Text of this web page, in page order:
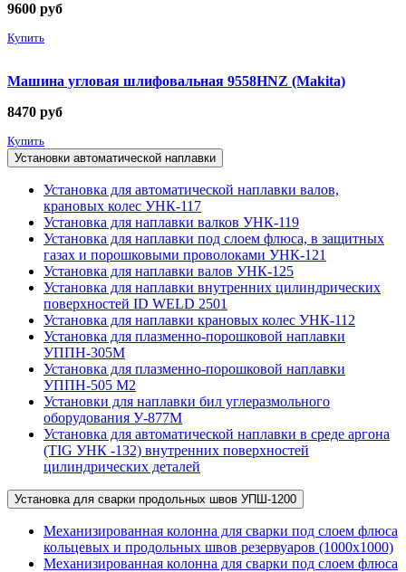
9600 руб
Купить
Машина угловая шлифовальная 9558HNZ (Makita)
8470 руб
Купить
Установки автоматической наплавки
Установка для автоматической наплавки валов,
крановых колес УНК-117
Установка для наплавки валков УНК-119
Установка для наплавки под слоем флюса, в защитных
газах и порошковыми проволоками УНК-121
Установка для наплавки валов УНК-125
Установка для наплавки внутренних цилиндрических
поверхностей ID WELD 2501
Установка для наплавки крановых колес УНК-112
Установка для плазменно-порошковой наплавки
УППН-305М
Установка для плазменно-порошковой наплавки
УППН-505 М2
Установки для наплавки бил углеразмольного
оборудования У-877М
Установка для автоматической наплавки в среде аргона
(TIG УНК -132) внутренних поверхностей
цилиндрических деталей
Установка для сварки продольных швов УПШ-1200
Механизированная колонна для сварки под слоем флюса
кольцевых и продольных швов резервуаров (1000х1000)
Механизированная колонна для сварки под слоем флюса